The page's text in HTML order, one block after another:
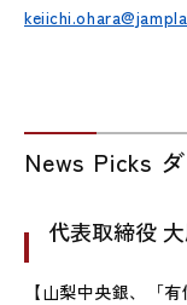
News Picks
代表取締役
【山梨中央銀、「